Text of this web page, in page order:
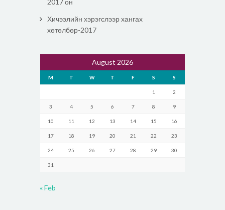
Хичээлийн хэрэгслээр хангах
хөтөлбөр-2017
August 2026
M T W T F S S
1 2
3 4 5 6 7 8 9
10 11 12 13 14 15 16
17 18 19 20 21 22 23
24 25 26 27 28 29 30
31
« Feb